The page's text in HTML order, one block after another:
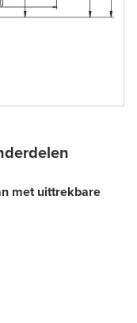
met uittrekbare